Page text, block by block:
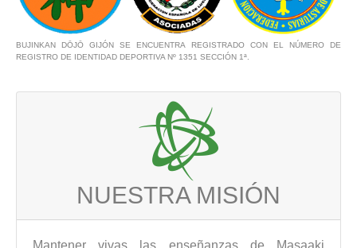
BUJINKAN DŌJŌ GIJÓN SE ENCUENTRA REGISTRADO CON EL NÚMERO DE
REGISTRO DE IDENTIDAD DEPORTIVA Nº 1351 SECCIÓN 1ª.
NUESTRA MISIÓN